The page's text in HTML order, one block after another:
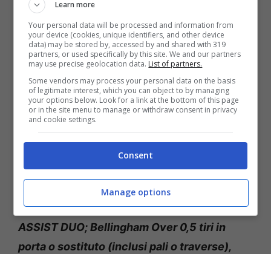
Ad ogni modo sarà molto verosimilmente il
Barcellonaa dettare i ritmi dell’incontro. Con
Raphinha e Yamal out,
Flick si affida a
Rashford e a Lewandowskiin attacco:
intrigante la voceAssist o Marcatoreper
l’esterno inglese, quasi inevitabile ipotizzare
un gol del bomber polacco. La festa è sempre
più vicina.
Lewandowski marcatore; Rashford SEGNA o
ASSIST DUO; Bellingham Over 0,5 tiri in
porta o sostituto (inclusi pali o traverse),
Learn more
Your personal data will be processed and information from
your device (cookies, unique identifiers, and other device
data) may be stored by, accessed by and shared with 319
partners, or used specifically by this site. We and our partners
may use precise geolocation data. List of partners.
Some vendors may process your personal data on the basis
of legitimate interest, which you can object to by managing
your options below. Look for a link at the bottom of this page
or in the site menu to manage or withdraw consent in privacy
and cookie settings.
Consent
Manage options